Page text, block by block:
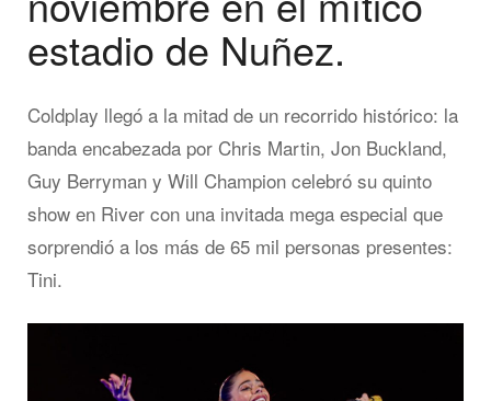
estadio de Nuñez.
Coldplay llegó a la mitad de un recorrido histórico: la
banda encabezada por Chris Martin, Jon Buckland,
Guy Berryman y Will Champion celebró su quinto
show en River con una invitada mega especial que
sorprendió a los más de 65 mil personas presentes:
Tini.